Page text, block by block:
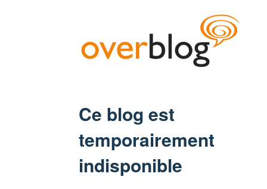
Ce blog est
temporairement
indisponible